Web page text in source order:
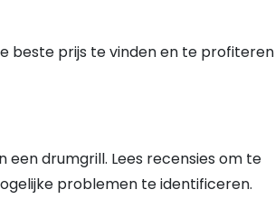
beste prijs te vinden en te profiteren
een drumgrill. Lees recensies om te
problemen te identificeren.